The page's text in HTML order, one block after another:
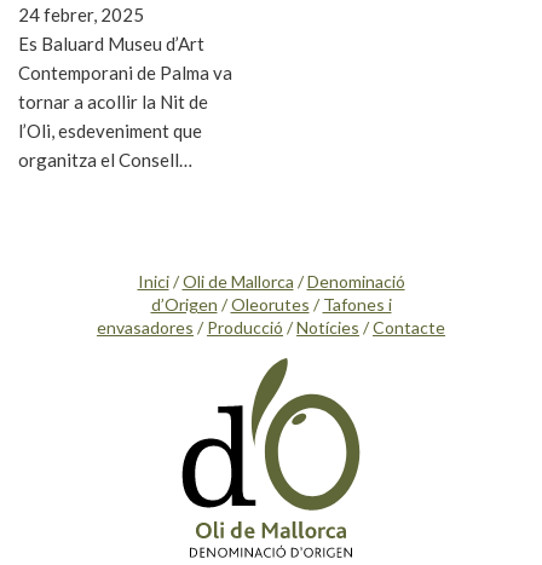
24 febrer, 2025
Es Baluard Museu d’Art
Contemporani de Palma va
tornar a acollir la Nit de
l’Oli, esdeveniment que
organitza el Consell…
Inici/Oli de Mallorca /Denominació
d’Origen /Oleorutes / Tafones i
envasadores / Producció /Notícies /Contacte